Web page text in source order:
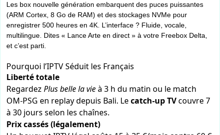
Les box nouvelle génération embarquent des puces puissantes
(ARM Cortex, 8 Go de RAM) et des stockages NVMe pour
enregistrer 500 heures en 4K. L’interface ? Fluide, vocale,
multilingue. Dites « Lance Arte en direct » à votre Freebox Delta,
et c’est parti.
Pourquoi l’IPTV Séduit les Français
Liberté totale
Regardez Plus belle la vieà 3 h du matin ou le match
OM-PSG en replay depuis Bali. Lecatch-up TVcouvre 7
à 30 jours selon les chaînes.
Prix cassés (légalement)